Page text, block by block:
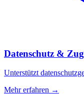
Datenschutz &
Unterstützt
Mehr erfahren →